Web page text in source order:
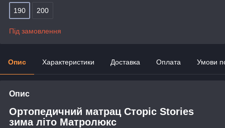
190 200
Під замовлення
Опис Характеристики Доставка Оплата Умови
Опис
Ортопедичний матрац Сторіс Stories
зима літо Матролюкс